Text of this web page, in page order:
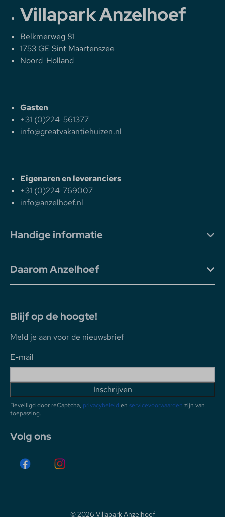
Villapark Anzelhoef
Belkmerweg 81
1753 GE Sint Maartenszee
Noord-Holland
Gasten
+31 (0)224-561377
info@greatvakantiehuizen.nl
Eigenaren en leveranciers
+31 (0)224-769007
info@anzelhoef.nl
Handige informatie
Daarom Anzelhoef
Blijf op de hoogte!
Meld je aan voor de nieuwsbrief
E-mail
Inschrijven
Beveiligd door reCaptcha, privacybeleid en servicevoorwaarden zijn van
toepassing.
Volg ons
© 2026 Villapark Anzelhoef